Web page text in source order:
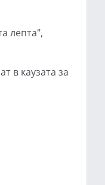
лепта",
в каузата за